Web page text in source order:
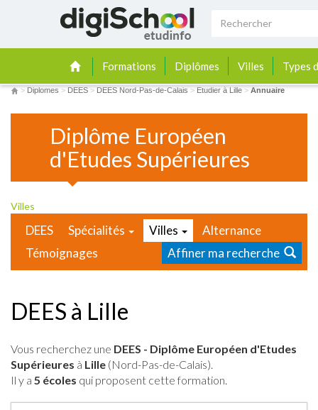
Formations Diplômes Villes Types
> Diplomes > DEES > DEES Nord-Pas-de-Calais > Etudier à Lille > Annuaire
Diplôme Européen
d'Etudes Supérieures
Villes
DEES Spécialités Villes
Alternance
Témoignages
Affiner ma recherche
DEES à Lille
Vous recherchez une DEES - Diplôme Européen d'Etudes
Supérieures à Lille (Nord-Pas-de-Calais).
Il y a 5 écoles qui proposent cette formation.